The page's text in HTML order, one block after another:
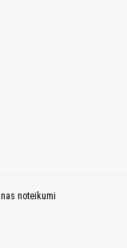
noteikumi